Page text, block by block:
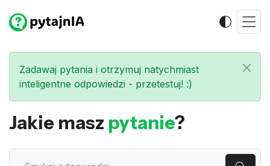
Zadawaj pytania i otrzymuj natychmiast
inteligentne odpowiedzi - przetestuj! :)
Jakie masz pytanie?